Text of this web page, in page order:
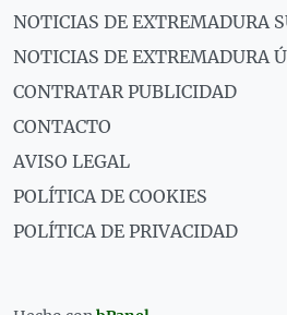
NOTICIAS DE EXTREMADURA
NOTICIAS DE EXTREMADURA
CONTRATAR PUBLICIDAD
CONTACTO
AVISO LEGAL
POLÍTICA DE COOKIES
POLÍTICA DE PRIVACIDAD